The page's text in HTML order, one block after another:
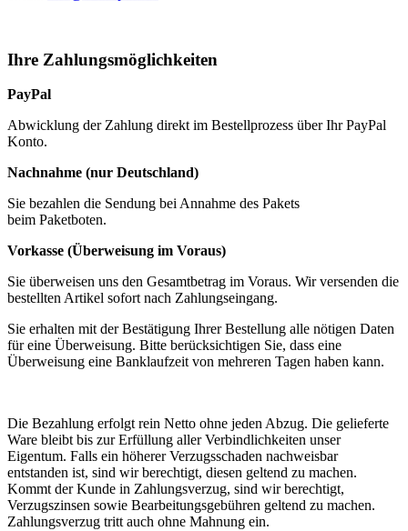
Ihre Zahlungsmöglichkeiten
PayPal
Abwicklung der Zahlung direkt im Bestellprozess über Ihr PayPal
Konto.
Nachnahme (nur Deutschland)
Sie bezahlen die Sendung bei Annahme des Pakets
beim Paketboten.
Vorkasse (Überweisung im Voraus)
Sie überweisen uns den Gesamtbetrag im Voraus. Wir versenden die
bestellten Artikel sofort nach Zahlungseingang.
Sie erhalten mit der Bestätigung Ihrer Bestellung alle nötigen Daten
für eine Überweisung. Bitte berücksichtigen Sie, dass eine
Überweisung eine Banklaufzeit von mehreren Tagen haben kann.
Die Bezahlung erfolgt rein Netto ohne jeden Abzug. Die gelieferte
Ware bleibt bis zur Erfüllung aller Verbindlichkeiten unser
Eigentum. Falls ein höherer Verzugsschaden nachweisbar
entstanden ist, sind wir berechtigt, diesen geltend zu machen.
Kommt der Kunde in Zahlungsverzug, sind wir berechtigt,
Verzugszinsen sowie Bearbeitungsgebühren geltend zu machen.
Zahlungsverzug tritt auch ohne Mahnung ein.